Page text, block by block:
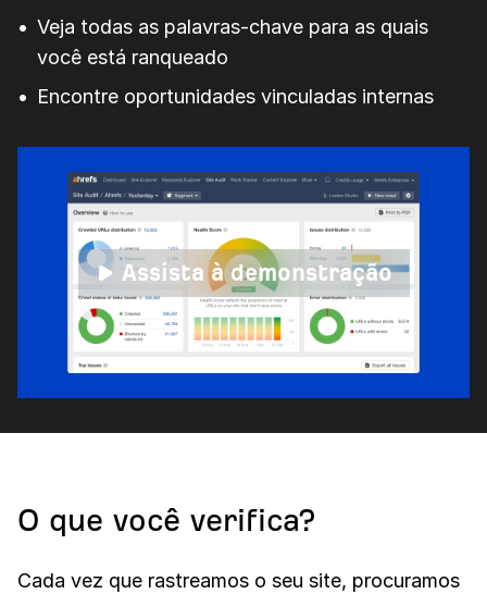
Veja todas as palavras-chave para as quais
você está ranqueado
Encontre oportunidades vinculadas internas
Assista à demonstração
O que você verifica?
Cada vez que rastreamos o seu site, procuramos